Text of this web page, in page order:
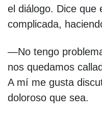
el diálogo. Dice que
complicada,
—No tengo
nos quedamos
A mí me gusta
doloroso que sea.